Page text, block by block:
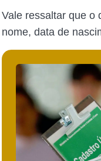
Vale ressaltar que o
nome, data de